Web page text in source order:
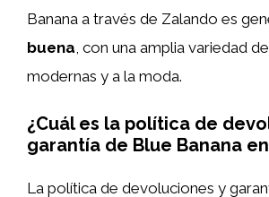
Banana a través de Zalando es
buena , con una amplia variedad
modernas y a la moda.
¿Cuál es la política de
garantía de Blue Banana
La política de devoluciones y